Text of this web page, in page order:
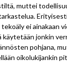
muttei
ei ainakaan
käytetään jonkin
pohjana,
oikolukijankin